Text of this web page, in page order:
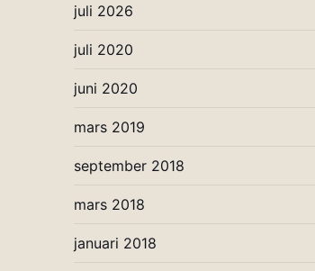
juli 2026
juli 2020
juni 2020
mars 2019
september 2018
mars 2018
januari 2018